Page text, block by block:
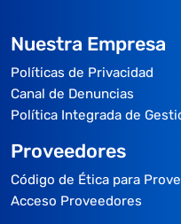
Nuestra Empresa
Políticas de Privacidad
Canal de Denuncias
Política Integrada de
Proveedores
Código de Ética para
Acceso Proveedores